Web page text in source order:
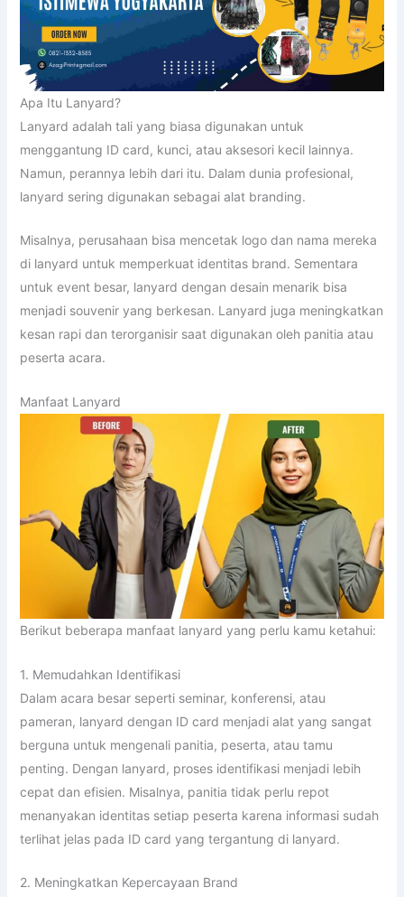
Apa Itu Lanyard?
Lanyard adalah tali yang biasa digunakan untuk
menggantung ID card, kunci, atau aksesori kecil lainnya.
Namun, perannya lebih dari itu. Dalam dunia profesional,
lanyard sering digunakan sebagai alat branding.
Misalnya, perusahaan bisa mencetak logo dan nama mereka
di lanyard untuk memperkuat identitas brand. Sementara
untuk event besar, lanyard dengan desain menarik bisa
menjadi souvenir yang berkesan. Lanyard juga meningkatkan
kesan rapi dan terorganisir saat digunakan oleh panitia atau
peserta acara.
Manfaat Lanyard
Berikut beberapa manfaat lanyard yang perlu kamu ketahui:
1. Memudahkan Identifikasi
Dalam acara besar seperti seminar, konferensi, atau
pameran, lanyard dengan ID card menjadi alat yang sangat
berguna untuk mengenali panitia, peserta, atau tamu
penting. Dengan lanyard, proses identifikasi menjadi lebih
cepat dan efisien. Misalnya, panitia tidak perlu repot
menanyakan identitas setiap peserta karena informasi sudah
terlihat jelas pada ID card yang tergantung di lanyard.
2. Meningkatkan Kepercayaan Brand